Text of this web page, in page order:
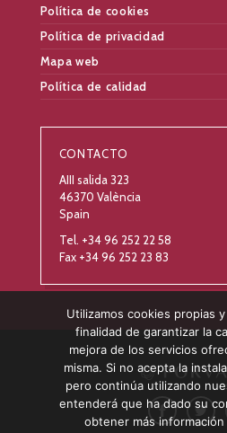
Política de cookies
Política de privacidad
Mapa web
Política de calidad
CONTACTO
AIII salida 323
46370 València
Spain
Tel. +34 96 252 22 58
Fax +34 96 252 23 83
Utilizamos cookies propias
finalidad de garantizar la
mejora de los servicios
misma. Si no acepta la
pero continúa utilizando
entenderá que ha dado su
obtener más